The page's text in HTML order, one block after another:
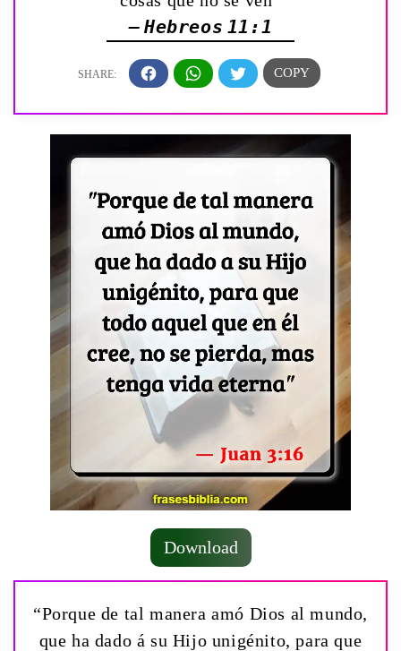
— Hebreos 11:1
Download
“Porque de tal manera amó Dios al mundo,
que ha dado á su Hijo unigénito, para que